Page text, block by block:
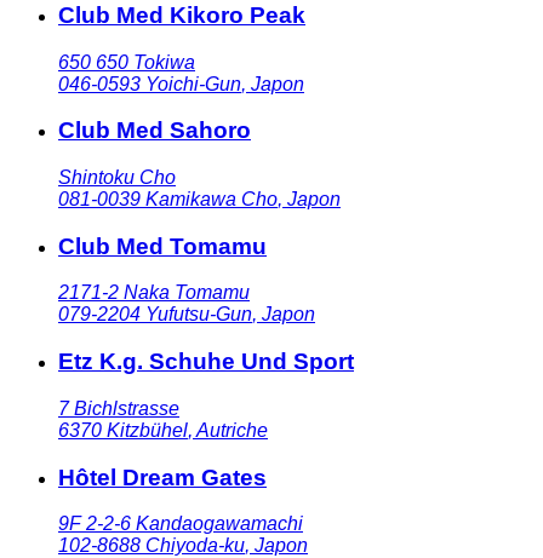
Club Med Kikoro Peak
650 650 Tokiwa
046-0593 Yoichi-Gun, Japon
Club Med Sahoro
Shintoku Cho
081-0039 Kamikawa Cho, Japon
Club Med Tomamu
2171-2 Naka Tomamu
079-2204 Yufutsu-Gun, Japon
Etz K.g. Schuhe Und Sport
7 Bichlstrasse
6370 Kitzbühel, Autriche
Hôtel Dream Gates
9F 2-2-6 Kandaogawamachi
102-8688 Chiyoda-ku, Japon